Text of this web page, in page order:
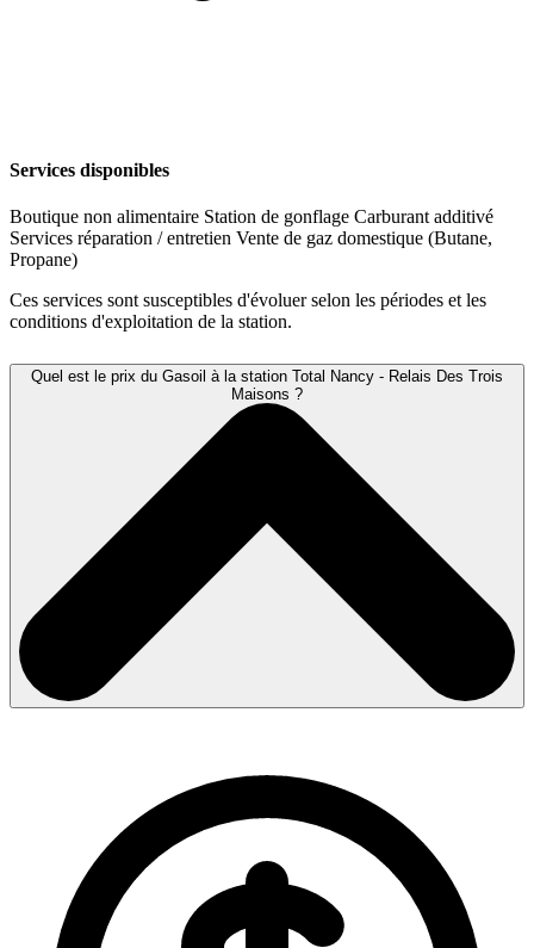
Services disponibles
Boutique non alimentaire Station de gonflage Carburant additivé
Services réparation / entretien Vente de gaz domestique (Butane,
Propane)
Ces services sont susceptibles d'évoluer selon les périodes et les
conditions d'exploitation de la station.
Quel est le prix du Gasoil à la station Total Nancy - Relais Des Trois
Maisons ?